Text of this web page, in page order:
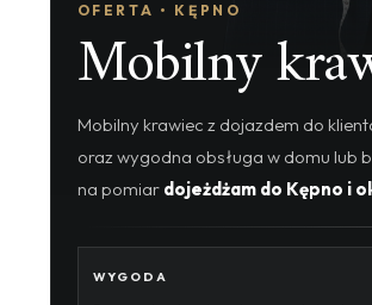
OFERTA • KĘPNO
Mobilny
Mobilny krawiec z dojazdem do
oraz wygodna obsługa w domu lub
na pomiar dojeżdżam do Kępno i
WYGODA